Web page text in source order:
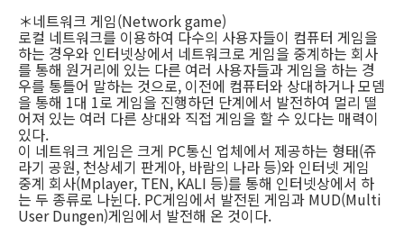
＊네트워크 게임(Network game)
로컬 네트워크를 이용하여 다수의 사용자들이 컴퓨터 게임을
하는 경우와 인터넷상에서 네트워크로 게임을 중계하는 회사
를 통해 원거리에 있는 다른 여러 사용자들과 게임을 하는 경
우를 통틀어 말하는 것으로, 이전에 컴퓨터와 상대하거나 모뎀
을 통해 1대 1로 게임을 진행하던 단계에서 발전하여 멀리 떨
어져 있는 여러 다른 상대와 직접 게임을 할 수 있다는 매력이
있다.
이 네트워크 게임은 크게 PC통신 업체에서 제공하는 형태(쥬
라기 공원, 천상세기 판게아, 바람의 나라 등)와 인터넷 게임
중계 회사(Mplayer, TEN, KALI 등)를 통해 인터넷상에서 하
는 두 종류로 나뉜다. PC게임에서 발전된 게임과 MUD(Multi
User Dungen)게임에서 발전해 온 것이다.